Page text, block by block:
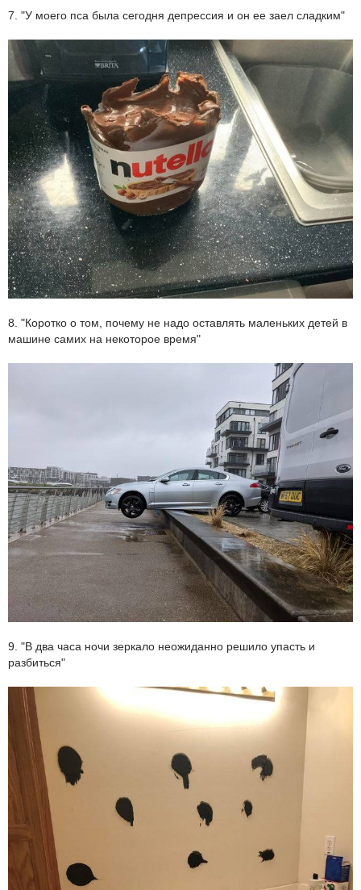
7. "У моего пса была сегодня депрессия и он ее заел сладким"
8. "Коротко о том, почему не надо оставлять маленьких детей в
машине самих на некоторое время"
9. "В два часа ночи зеркало неожиданно решило упасть и
разбиться"